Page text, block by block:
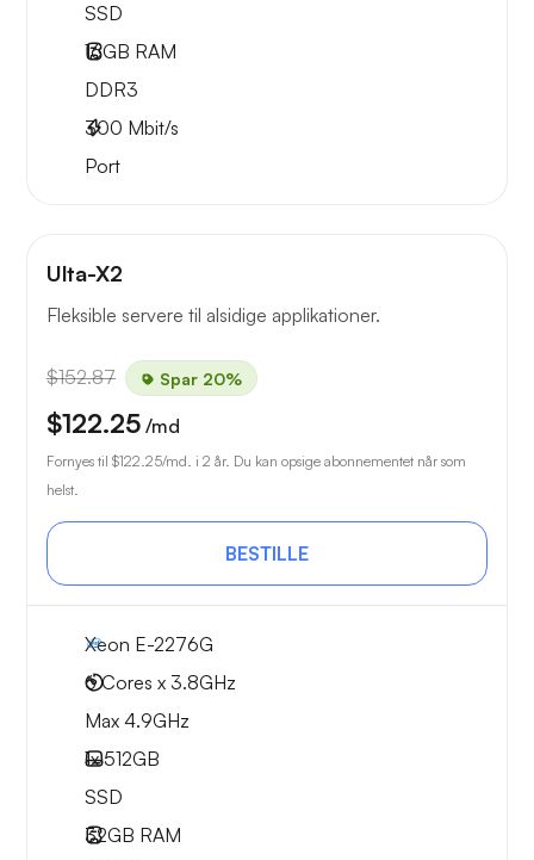
SSD
16GB RAM
DDR3
300 Mbit/s
Port
Ulta-X2
Fleksible servere til alsidige applikationer.
$152.87 Spar 20%
$122.25 /md
Fornyes til $122.25/md. i 2 år. Du kan opsige abonnementet når som
helst.
BESTILLE
Xeon E-2276G
6 Cores x 3.8GHz
Max 4.9GHz
1x512GB
SSD
32GB RAM